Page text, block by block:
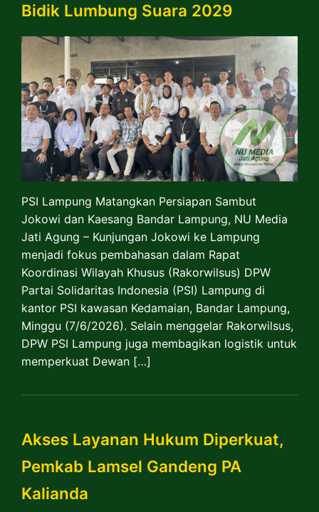
Bidik Lumbung Suara 2029
PSI Lampung Matangkan Persiapan Sambut
Jokowi dan Kaesang Bandar Lampung, NU Media
Jati Agung – Kunjungan Jokowi ke Lampung
menjadi fokus pembahasan dalam Rapat
Koordinasi Wilayah Khusus (Rakorwilsus) DPW
Partai Solidaritas Indonesia (PSI) Lampung di
kantor PSI kawasan Kedamaian, Bandar Lampung,
Minggu (7/6/2026). Selain menggelar Rakorwilsus,
DPW PSI Lampung juga membagikan logistik untuk
memperkuat Dewan […]
Akses Layanan Hukum Diperkuat,
Pemkab Lamsel Gandeng PA
Kalianda